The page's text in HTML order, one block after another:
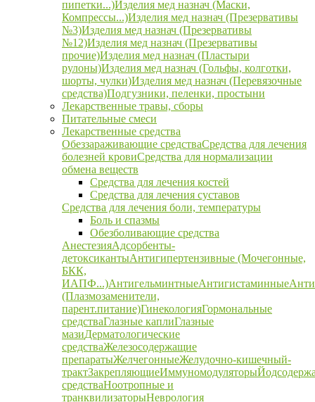
пипетки...)Изделия мед назнач (Маски,
Компрессы...)Изделия мед назнач (Презервативы
№3)Изделия мед назнач (Презервативы
№12)Изделия мед назнач (Презервативы
прочие)Изделия мед назнач (Пластыри
рулоны)Изделия мед назнач (Гольфы, колготки,
шорты, чулки)Изделия мед назнач (Перевязочные
средства)Подгузники, пеленки, простыни
Лекарственные травы, сборы
Питательные смеси
Лекарственные средства
Обеззараживающие средстваСредства для лечения
болезней кровиСредства для нормализации
обмена веществ
Средства для лечения костей
Средства для лечения суставов
Средства для лечения боли, температуры
Боль и спазмы
Обезболивающие средства
АнестезияАдсорбенты-
детоксикантыАнтигипертензивные (Мочегонные,
БКК,
ИАПФ...)АнтигельминтныеАнтигистаминные
(Плазмозаменители,
парент.питание)ГинекологияГормональные
средстваГлазные каплиГлазные
мазиДерматологические
средстваЖелезосодержащие
препаратыЖелчегонныеЖелудочно-кишечный-
трактЗакрепляющиеИммуномодуляторы
средстваНоотропные и
транквилизаторыНеврология